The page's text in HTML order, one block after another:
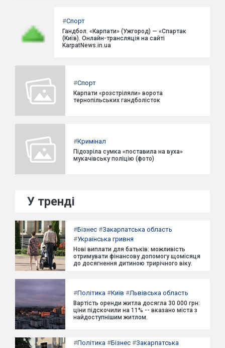
#Спорт
Гандбол. «Карпати» (Ужгород) — «Спартак
(Київ). Онлайн-трансляція на сайті
KarpatNews.in.ua
#Спорт
Карпати «розстріляли» ворота
тернопільських гандболісток
#Кримінал
Підозріла сумка «поставила на вуха»
мукачівську поліцію (фото)
У тренді
#Бізнес #Закарпатська область
#Українська гривня
Нові виплати для батьків: можливість
отримувати фінансову допомогу щомісяця
до досягнення дитиною трирічного віку.
#Політика #Київ #Львівська область
Вартість оренди житла досягла 30 000 грн:
ціни підскочили на 11% -- вказано міста з
найдоступнішим житлом.
#Політика #Бізнес #Закарпатська